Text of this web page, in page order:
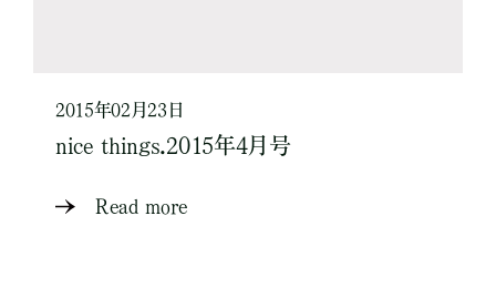
2015年02月23日
nice things.2015年4月号
Read more